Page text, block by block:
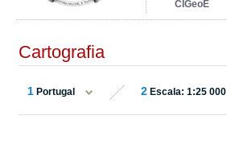
CIGeoE
Cartografia
1 Portugal 2 Escala: 1:25 000